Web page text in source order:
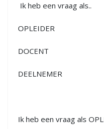
Ik heb een vraag als..
OPLEIDER
DOCENT
DEELNEMER
Ik heb een vraag als